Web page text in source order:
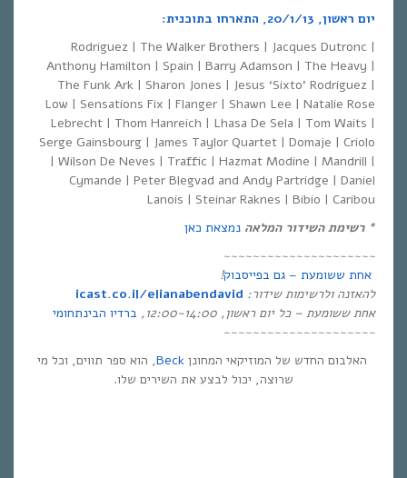
יום ראשון, 20/1/13, התארחו בתוכנית:
Rodriguez | The Walker Brothers | Jacques Dutronc |
Anthony Hamilton | Spain | Barry Adamson | The Heavy |
The Funk Ark | Sharon Jones | Jesus ‘Sixto’ Rodriguez |
Low | Sensations Fix | Flanger | Shawn Lee | Natalie Rose
Lebrecht | Thom Hanreich | Lhasa De Sela | Tom Waits |
Serge Gainsbourg | James Taylor Quartet | Domaje | Criolo
| Wilson De Neves | Traffic | Hazmat Modine | Mandrill |
Cymande | Peter Blegvad and Andy Partridge | Daniel
Lanois | Steinar Raknes | Bibio | Caribou
*רשימת השידור המלאה נמצאת כאן
~~~~~~~~~~~~~~~~~~~~~
אחת ששומעת – גם בפייסבוק!
להאזנה ולרשימות שידור:
icast.co.il/elianabendavid
אחת ששומעת – כל יום ראשון, 12:00-14:00,
ברדיו הבינתחומי
~~~~~~~~~~~~~~~~~~~~~
האלבום החדש של המוזיקאי המחונןBeck, הוא ספר תווים, וכל מי
שרוצה, יכול לבצע את השירים שלו.